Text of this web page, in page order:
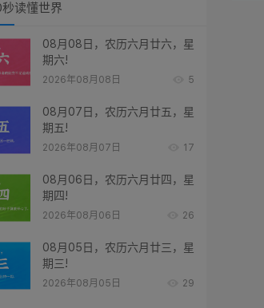
读懂世界
08月08日，农历六月廿六，星
期六!
2026年08月08日 5
08月07日，农历六月廿五，星
期五!
2026年08月07日 17
08月06日，农历六月廿四，星
期四!
2026年08月06日 26
08月05日，农历六月廿三，星
期三!
2026年08月05日 29